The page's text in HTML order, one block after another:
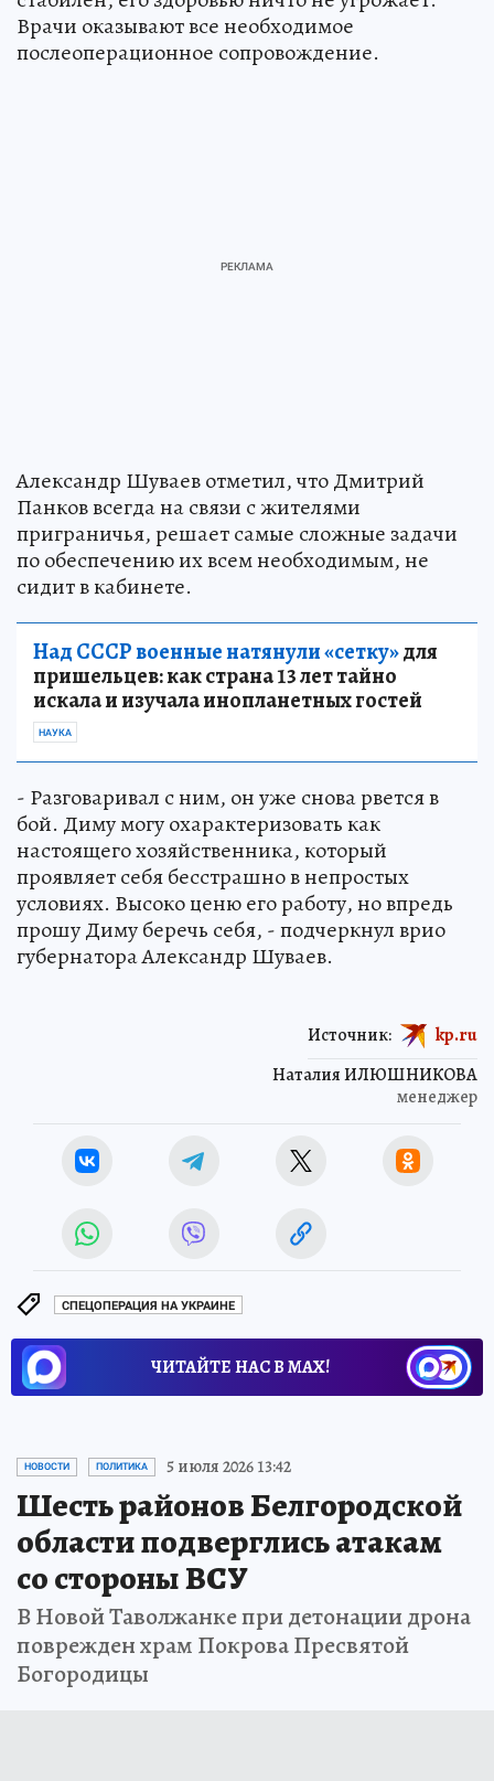
Врачи оказывают все необходимое
послеоперационное сопровождение.
Александр Шуваев отметил, что Дмитрий
Панков всегда на связи с жителями
приграничья, решает самые сложные задачи
по обеспечению их всем необходимым, не
сидит в кабинете.
Над СССР военные натянули «сетку»для
пришельцев: как страна 13 лет тайно
искала и изучала инопланетных гостей
НАУКА
- Разговаривал с ним, он уже снова рвется в
бой. Диму могу охарактеризовать как
настоящего хозяйственника, который
проявляет себя бесстрашно в непростых
условиях. Высоко ценю его работу, но впредь
прошу Диму беречь себя, - подчеркнул врио
губернатора Александр Шуваев.
Наталия ИЛЮШНИКОВА
менеджер
Источник: kp.ru
СПЕЦОПЕРАЦИЯ НА УКРАИНЕ
ЧИТАЙТЕ НАС В МАХ!
НОВОСТИ ПОЛИТИКА 5 июля 2026 13:42
Шесть районов Белгородской
области подверглись атакам
со стороны ВСУ
В Новой Таволжанке при детонации дрона
поврежден храм Покрова Пресвятой
Богородицы